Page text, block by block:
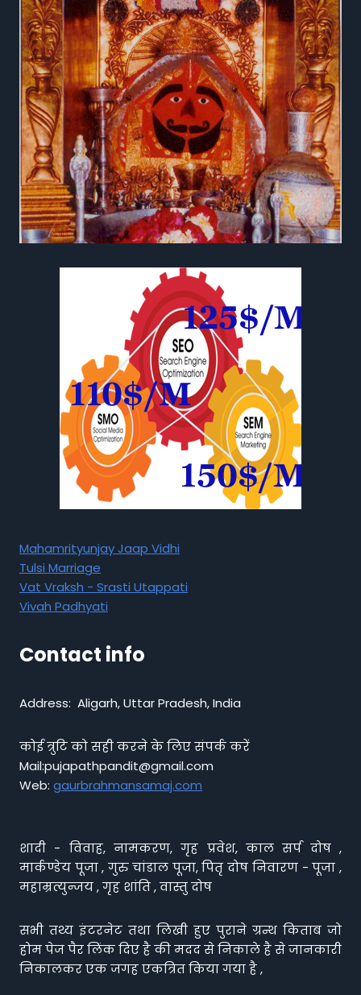
Mahamrityunjay Jaap Vidhi
Tulsi Marriage
Vat Vraksh - Srasti Utappati
Vivah Padhyati
Contact info
Address: Aligarh, Uttar Pradesh, India
कोई त्रुटि को सही करने के लिए संपर्क करें
Mail:pujapathpandit@gmail.com
Web: gaurbrahmansamaj.com
शादी - विवाह, नामकरण, गृह प्रवेश, काल सर्प दोष ,
मार्कण्डेय पूजा , गुरु चांडाल पूजा, पितृ दोष निवारण - पूजा ,
महाम्रत्युन्जय , गृह शांति , वास्तु दोष
सभी तथ्य इंटरनेट तथा लिखी हुए पुराने ग्रन्थ किताब जो
होम पेज पैर लिंक दिए है की मदद से निकाले है से जानकारी
निकालकर एक जगह एकत्रित किया गया है ,